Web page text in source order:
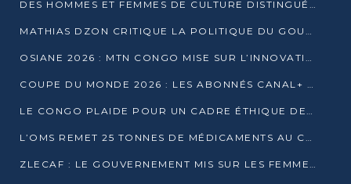
DES HOMMES ET FEMMES DE CULTURE DISTINGUÉS POUR LEUR ENGAGEMENT PAR BANTOU CULTURE
MATHIAS DZON CRITIQUE LA POLITIQUE DU GOUVERNEMENT ET ALERTE SUR LA DETTE DU CONGO
OSIANE 2026 : MTN CONGO MISE SUR L’INNOVATION POUR RELEVER LES DÉFIS AFRICAINS
COUPE DU MONDE 2026 : LES ABONNÉS CANAL+ AU CONGO DÉÇUS À QUELQUES JOURS DU COUP D’ENVOI
LE CONGO PLAIDE POUR UN CADRE ÉTHIQUE DE L’INTELLIGENCE ARTIFICIELLE À DAKAR
L’OMS REMET 25 TONNES DE MÉDICAMENTS AU CONGO POUR RENFORCER LA RIPOSTE AUX ÉPIDÉMIES
ZLECAF : LE GOUVERNEMENT MIS SUR LES FEMMES ENTREPRENEURES